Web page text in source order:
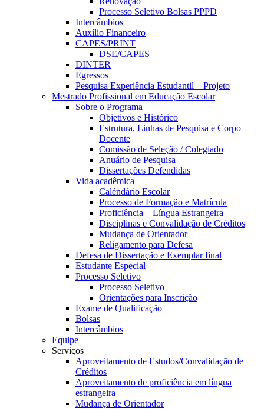
Processo Seletivo Bolsas PPPD
Intercâmbios
Auxílio Financeiro
CAPES/PRINT
DSE/CAPES
DINTER
Egressos
Pesquisa Experiência Estudantil – Projeto
Mestrado Profissional em Educação Escolar
Sobre o Programa
Objetivos e Histórico
Estrutura, Linhas de Pesquisa e Corpo
Docente
Comissão de Seleção / Colegiado
Anuário de Pesquisa
Dissertações Defendidas
Vida acadêmica
Caléndário Escolar
Processo de Formação e Matrícula
Proficiência – Língua Estrangeira
Disciplinas e Convalidação de Créditos
Mudança de Orientador
Religamento para Defesa
Defesa de Dissertação e Exemplar final
Estudante Especial
Processo Seletivo
Processo Seletivo
Orientações para Inscrição
Exame de Qualificação
Bolsas
Intercâmbios
Equipe
Serviços
Aproveitamento de Estudos/Convalidação de
Créditos
Aproveitamento de proficiência em língua
estrangeira
Mudança de Orientador